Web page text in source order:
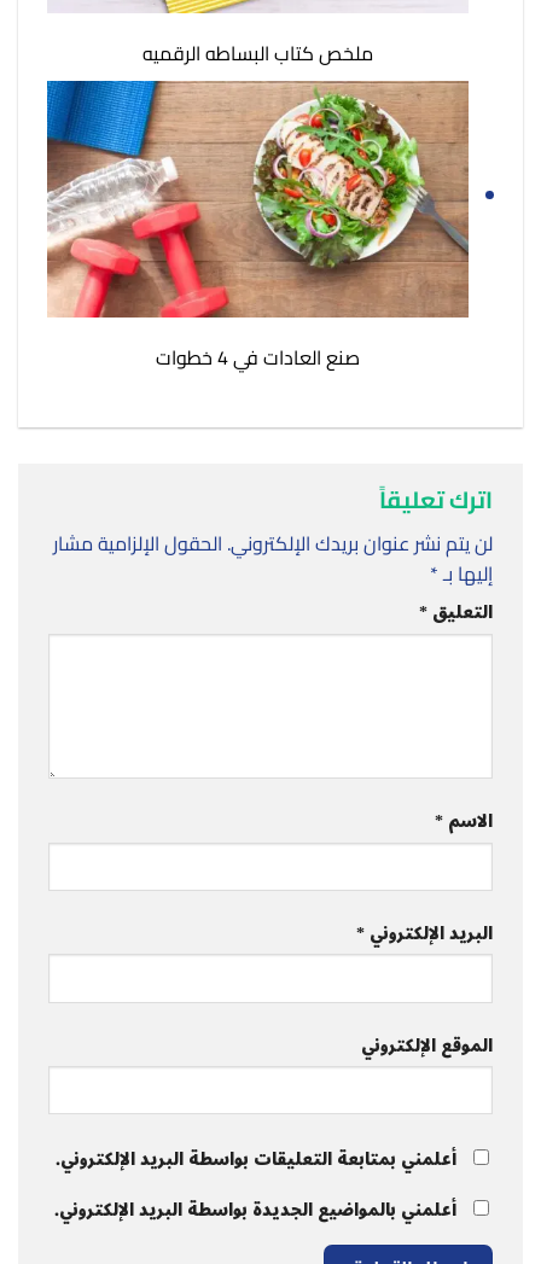
ملخص كتاب البساطه الرقميه
صنع العادات في 4 خطوات
اترك تعليقاً
لن يتم نشر عنوان بريدك الإلكتروني. الحقول الإلزامية مشار
إليها بـ*
التعليق*
الاسم*
البريد الإلكتروني*
الموقع الإلكتروني
أعلمني بمتابعة التعليقات بواسطة البريد الإلكتروني.
أعلمني بالمواضيع الجديدة بواسطة البريد الإلكتروني.